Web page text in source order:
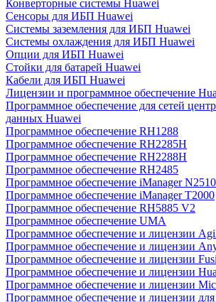
Конверторные системы Huawei
Сенсоры для ИБП Huawei
Системы заземления для ИБП Huawei
Системы охлаждения для ИБП Huawei
Опции для ИБП Huawei
Стойки для батарей Huawei
Кабели для ИБП Huawei
Лицензии и программное обеспечение
Программное обеспечение для сетей
данных Huawei
Программное обеспечение RH1288
Программное обеспечение RH2285H
Программное обеспечение RH2288H
Программное обеспечение RH2485
Программное обеспечение iManager N2510
Программное обеспечение iManager T2000
Программное обеспечение RH5885 V2
Программное обеспечение UMA
Программное обеспечение и лицензии
Программное обеспечение и лицензии
Программное обеспечение и лицензии
Программное обеспечение и лицензии
Программное обеспечение и лицензии
Программное обеспечение и лицензии